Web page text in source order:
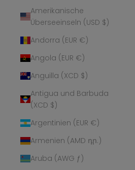
Amerikanische
Überseeinseln (USD $)
Andorra (EUR €)
Angola (EUR €)
Anguilla (XCD $)
Antigua und Barbuda
(XCD $)
Argentinien (EUR €)
Armenien (AMD դր.)
Aruba (AWG ƒ)